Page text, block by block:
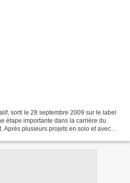
sorti le 28 septembre 2009 sur le label
étape importante dans la carrière du
Après plusieurs projets en solo et avec